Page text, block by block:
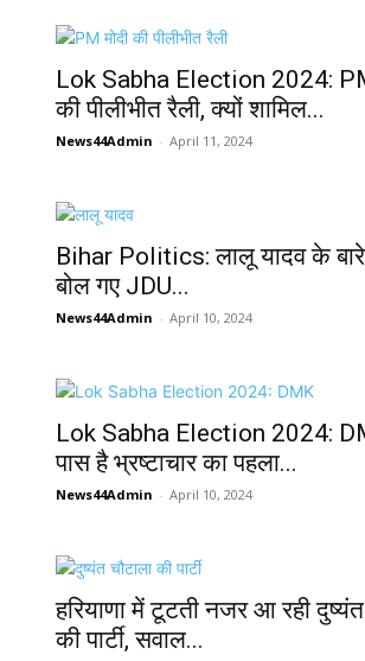
Lok Sabha Election 2024:
की पीलीभीत रैली, क्यों शामिल...
News44Admin - April 11, 2024
Bihar Politics: लालू यादव के
बोल गए JDU...
News44Admin - April 10, 2024
Lok Sabha Election 2024:
पास है भ्रष्टाचार का पहला...
News44Admin - April 10, 2024
हरियाणा में टूटती नजर आ रही दुष्यंत
की पार्टी, सवाल...